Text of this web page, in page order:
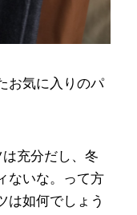
お気に入りのパ
充分だし、冬
ないな。って方
は如何でしょう